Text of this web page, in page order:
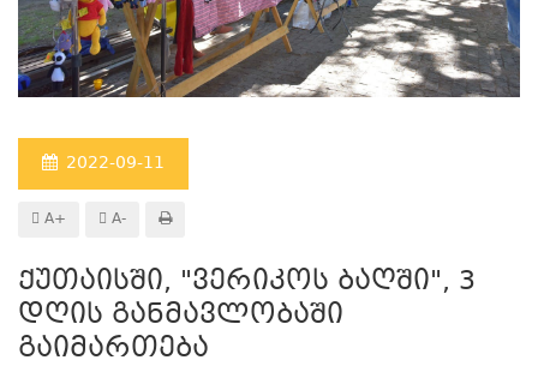
2022-09-11
A+ A-
ქუთაისში, "ვერიკოს ბაღში", 3
დღის განმავლობაში
გაიმართება